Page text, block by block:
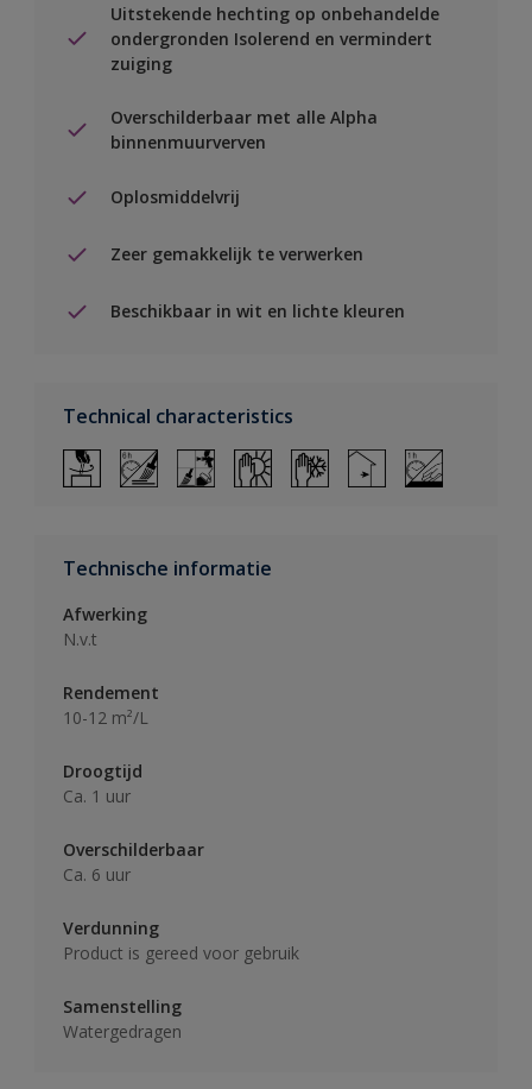
Uitstekende hechting op onbehandelde
ondergronden Isolerend en vermindert
zuiging
Overschilderbaar met alle Alpha
binnenmuurverven
Oplosmiddelvrij
Zeer gemakkelijk te verwerken
Beschikbaar in wit en lichte kleuren
Technical characteristics
Technische informatie
Afwerking
N.v.t
Rendement
10-12 m²/L
Droogtijd
Ca. 1 uur
Overschilderbaar
Ca. 6 uur
Verdunning
Product is gereed voor gebruik
Samenstelling
Watergedragen